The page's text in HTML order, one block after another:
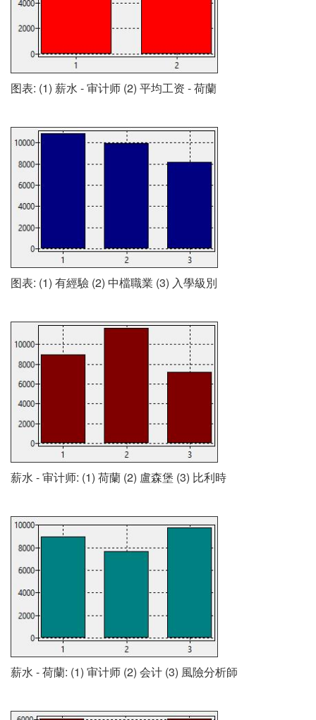
图表: (1) 薪水 - 审计师 (2) 平均工资 - 荷蘭
图表: (1) 有經驗 (2) 中檔職業 (3) 入學級別
薪水 - 审计师: (1) 荷蘭 (2) 盧森堡 (3) 比利時
薪水 - 荷蘭: (1) 审计师 (2) 会计 (3) 風險分析師